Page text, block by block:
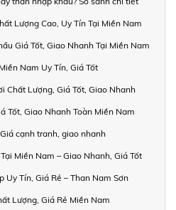
Lượng Cao, Uy Tín Tại Miền Nam
Giá Tốt, Giao Nhanh Tại Miền Nam
Nam Uy Tín, Giá Tốt
Chất Lượng, Giá Tốt, Giao Nhanh
Tốt, Giao Nhanh Toàn Miền Nam
cạnh tranh, giao nhanh
Miền Nam – Giao Nhanh, Giá Tốt
Tín, Giá Rẻ – Than Nam Sơn
Lượng, Giá Rẻ Miền Nam